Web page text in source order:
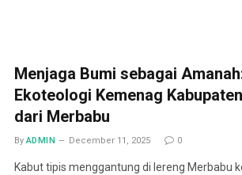
Menjaga Bumi sebagai
Ekoteologi Kemenag
dari Merbabu
By ADMIN December 11, 2025 0
Kabut tipis menggantung di lereng Merbabu